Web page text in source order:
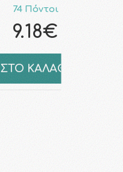
74 Πόντοι
9.18€
ΣΤΟ ΚΑΛΑΘΙ